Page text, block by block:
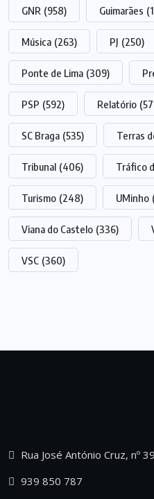
GNR (958) Guimarães
Música (263) PJ (250)
Ponte de Lima (309)
PSP (592) Relatório
SC Braga (535) Terras
Tribunal (406) Tráfico
Turismo (248) UMinho
Viana do Castelo (336)
VSC (360)
Rua José António Cruz, nº
939 850 787